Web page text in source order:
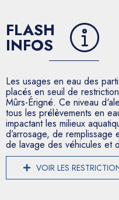
FLASH
INFOS
Les usages en eau des
placés en seuil de
Mûrs-Érigné. Ce niveau
tous les prélèvements en
impactant les milieux
d’arrosage, de
de lavage des véhicules et
VOIR LES